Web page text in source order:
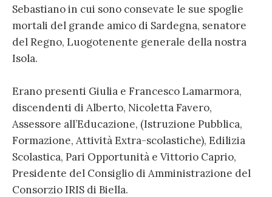
Sebastiano in cui sono consevate le sue spoglie
mortali del grande amico di Sardegna, senatore
del Regno, Luogotenente generale della nostra
Isola.
Erano presenti Giulia e Francesco Lamarmora,
discendenti di Alberto, Nicoletta Favero,
Assessore all’Educazione, (Istruzione Pubblica,
Formazione, Attività Extra-scolastiche), Edilizia
Scolastica, Pari Opportunità e Vittorio Caprio,
Presidente del Consiglio di Amministrazione del
Consorzio IRIS di Biella.